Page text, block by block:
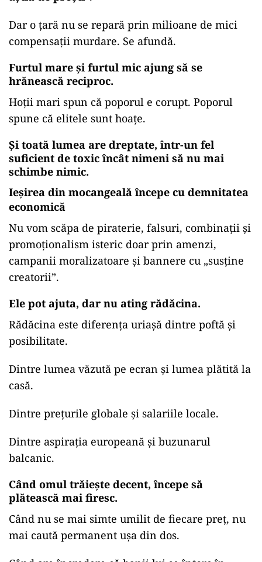
Dar o țară nu se repară prin milioane de mici
compensații murdare. Se afundă.
Furtul mare și furtul mic ajung să se
hrănească reciproc.
Hoții mari spun că poporul e corupt. Poporul
spune că elitele sunt hoațe.
Și toată lumea are dreptate, într-un fel
suficient de toxic încât nimeni să nu mai
schimbe nimic.
Ieșirea din mocangeală începe cu demnitatea
economică
Nu vom scăpa de piraterie, falsuri, combinații și
promoționalism isteric doar prin amenzi,
campanii moralizatoare și bannere cu „susține
creatorii”.
Ele pot ajuta, dar nu ating rădăcina.
Rădăcina este diferența uriașă dintre poftă și
posibilitate.
Dintre lumea văzută pe ecran și lumea plătită la
casă.
Dintre prețurile globale și salariile locale.
Dintre aspirația europeană și buzunarul
balcanic.
Când omul trăiește decent, începe să
plătească mai firesc.
Când nu se mai simte umilit de fiecare preț, nu
mai caută permanent ușa din dos.